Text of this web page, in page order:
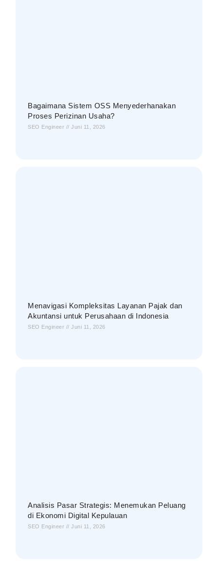
Bagaimana Sistem OSS Menyederhanakan
Proses Perizinan Usaha?
SEO Engineer Juni 11, 2026
Menavigasi Kompleksitas Layanan Pajak dan
Akuntansi untuk Perusahaan di Indonesia
SEO Engineer Juni 11, 2026
Analisis Pasar Strategis: Menemukan Peluang
di Ekonomi Digital Kepulauan
SEO Engineer Juni 11, 2026